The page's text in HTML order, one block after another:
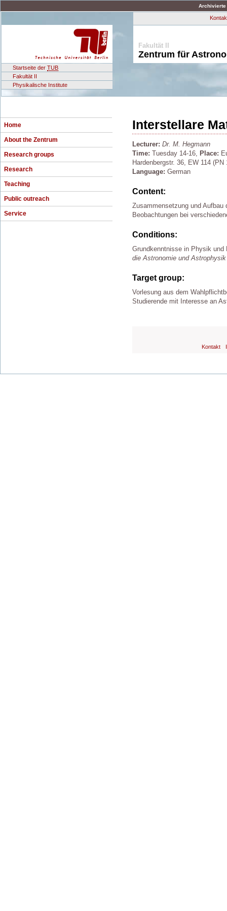
Archivierte
Startseite der TUB
Fakultät II
Physikalische Institute
Fakultät II
Zentrum für
Home
About the Zentrum
Research groups
Research
Teaching
Public outreach
Service
Interstellare
Lecturer: Dr. M. Hegmann
Time: Tuesday 14-16, Place:
Hardenbergstr. 36, EW 114 (PN
Language: German
Content:
Zusammensetzung und Aufbau
Beobachtungen bei
Conditions:
Grundkenntnisse in Physik
die Astronomie und Astrophysik
Target group:
Vorlesung aus dem
Studierende mit Interesse an
Kontakt